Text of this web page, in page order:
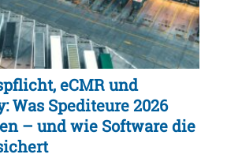
eCMR und
Was Spediteure 2026
– und wie Software die